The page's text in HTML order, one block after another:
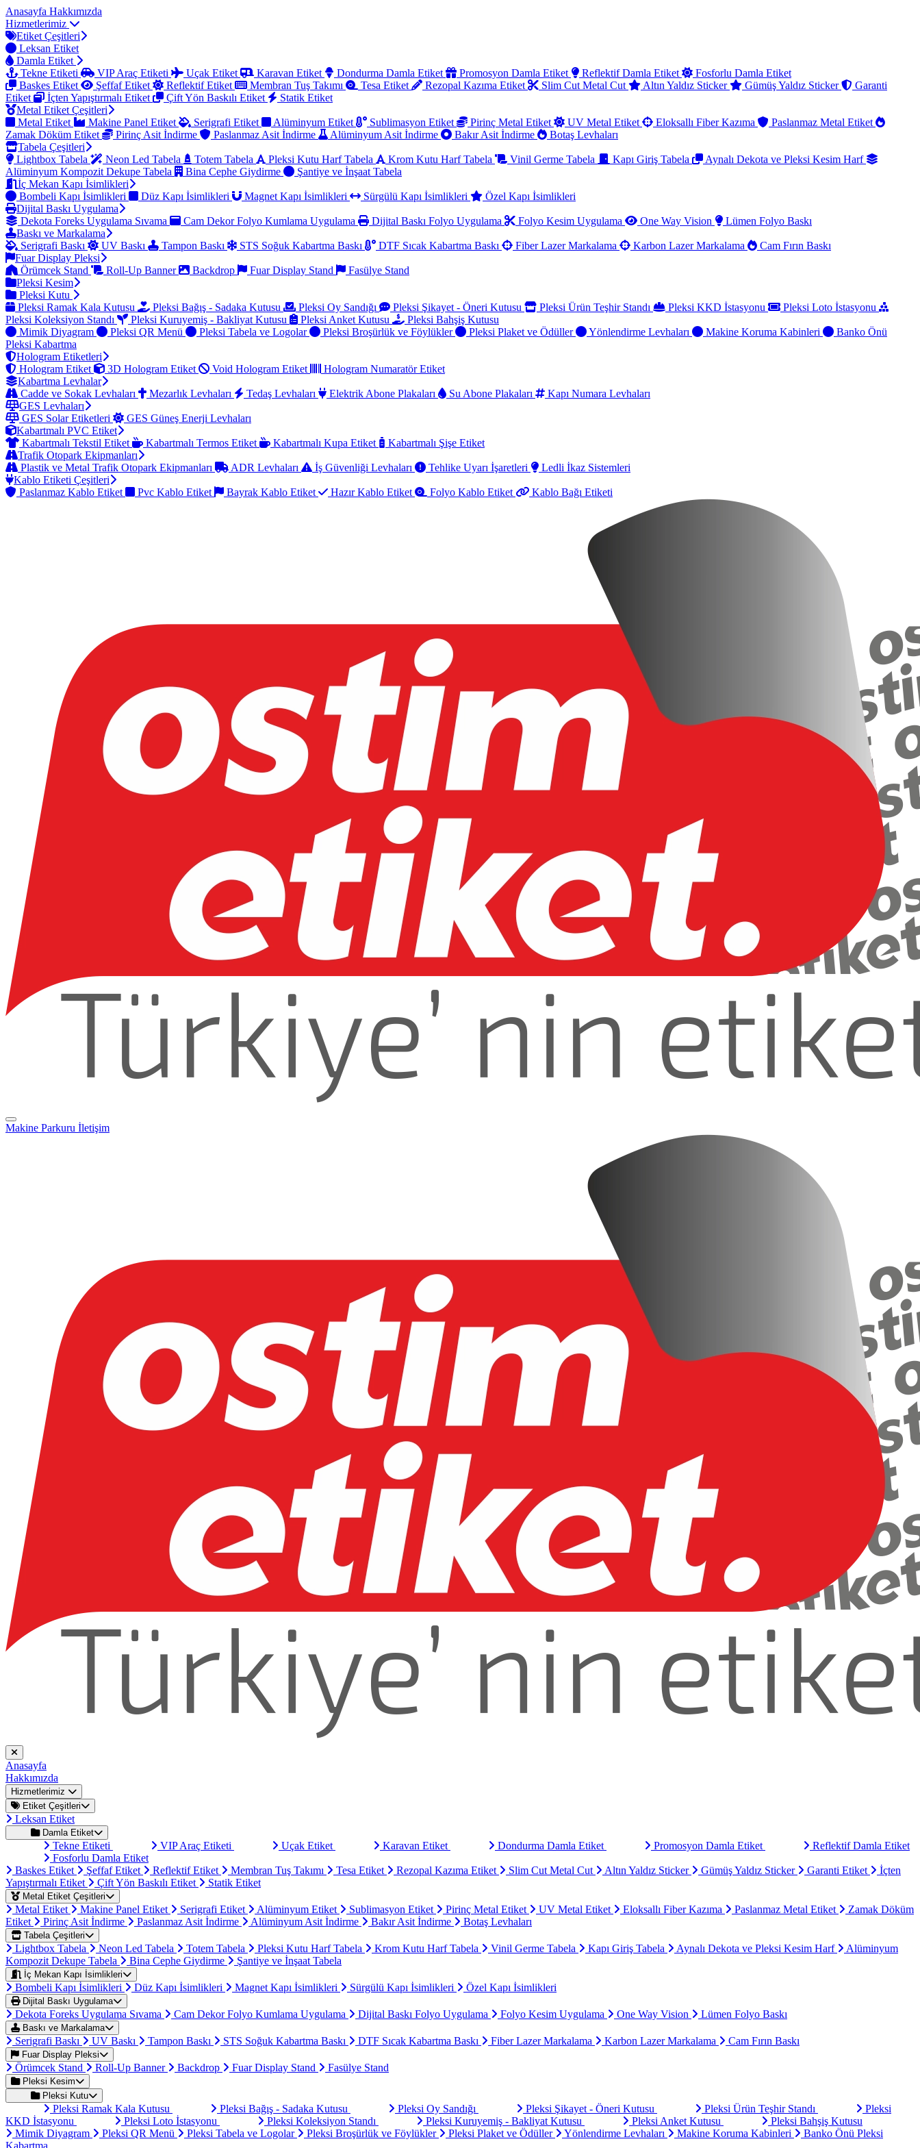
Anasayfa Hakkımızda
Hizmetlerimiz
Etiket Çeşitleri
Leksan Etiket
Damla Etiket
Tekne Etiketi
VIP Araç Etiketi Uçak Etiket Karavan Etiket Dondurma Damla Etiket Promosyon Damla Etiket Reflektif Damla Etiket
Fosforlu Damla Etiket
Baskes Etiket
Şeffaf Etiket Reflektif Etiket Membran Tuş Takımı Tesa Etiket Rezopal Kazıma Etiket Slim Cut Metal Cut Altın Yaldız Sticker Gümüş Yaldız Sticker
Garanti
Etiket
İçten Yapıştırmalı Etiket Çift Yön Baskılı Etiket
Statik Etiket
Metal Etiket Çeşitleri
Metal Etiket
Makine Panel Etiket Serigrafi Etiket Alüminyum Etiket Sublimasyon Etiket Pirinç Metal Etiket UV Metal Etiket Eloksallı Fiber Kazıma
Paslanmaz Metal Etiket
Zamak Döküm Etiket
Pirinç Asit İndirme Paslanmaz Asit İndirme Alüminyum Asit İndirme Bakır Asit İndirme
Botaş Levhaları
Tabela Çeşitleri
Lightbox Tabela
Neon Led Tabela Totem Tabela Pleksi Kutu Harf Tabela Krom Kutu Harf Tabela Vinil Germe Tabela Kapı Giriş Tabela
Aynalı Dekota ve Pleksi Kesim Harf
Alüminyum Kompozit Dekupe Tabela
Bina Cephe Giydirme
Şantiye ve İnşaat Tabela
İç Mekan Kapı İsimlikleri
Bombeli Kapı İsimlikleri
Düz Kapı İsimlikleri Magnet Kapı İsimlikleri Sürgülü Kapı İsimlikleri
Özel Kapı İsimlikleri
Dijital Baskı Uygulama
Dekota Foreks Uygulama Sıvama
Cam Dekor Folyo Kumlama Uygulama Dijital Baskı Folyo Uygulama Folyo Kesim Uygulama One Way Vision
Lümen Folyo Baskı
Baskı ve Markalama
Serigrafi Baskı
UV Baskı Tampon Baskı STS Soğuk Kabartma Baskı DTF Sıcak Kabartma Baskı Fiber Lazer Markalama Karbon Lazer Markalama
Cam Fırın Baskı
Fuar Display Pleksi
Örümcek Stand
Roll-Up Banner Backdrop Fuar Display Stand
Fasülye Stand
Pleksi Kesim
Pleksi Kutu
Pleksi Ramak Kala Kutusu
Pleksi Bağış - Sadaka Kutusu Pleksi Oy Sandığı Pleksi Şikayet - Öneri Kutusu Pleksi Ürün Teşhir Standı Pleksi KKD İstasyonu
Pleksi Loto İstasyonu
Pleksi Koleksiyon Standı
Pleksi Kuruyemiş - Bakliyat Kutusu Pleksi Anket Kutusu
Pleksi Bahşiş Kutusu
Mimik Diyagram
Pleksi QR Menü Pleksi Tabela ve Logolar Pleksi Broşürlük ve Föylükler Pleksi Plaket ve Ödüller Yönlendirme Levhaları Makine Koruma Kabinleri
Banko Önü
Pleksi Kabartma
Hologram Etiketleri
Hologram Etiket
3D Hologram Etiket Void Hologram Etiket
Hologram Numaratör Etiket
Kabartma Levhalar
Cadde ve Sokak Levhaları
Mezarlık Levhaları Tedaş Levhaları Elektrik Abone Plakaları Su Abone Plakaları
Kapı Numara Levhaları
GES Levhaları
GES Solar Etiketleri
GES Güneş Enerji Levhaları
Kabartmalı PVC Etiket
Kabartmalı Tekstil Etiket
Kabartmalı Termos Etiket Kabartmalı Kupa Etiket
Kabartmalı Şişe Etiket
Trafik Otopark Ekipmanları
Plastik ve Metal Trafik Otopark Ekipmanları
ADR Levhaları İş Güvenliği Levhaları Tehlike Uyarı İşaretleri
Ledli İkaz Sistemleri
Kablo Etiketi Çeşitleri
Paslanmaz Kablo Etiket
Pvc Kablo Etiket Bayrak Kablo Etiket Hazır Kablo Etiket Folyo Kablo Etiket Kablo Bağı Etiketi
Makine Parkuru İletişim
Anasayfa
Hakkımızda
Hizmetlerimiz
Etiket Çeşitleri
Leksan Etiket
Damla Etiket
Tekne Etiketi VIP Araç Etiketi Uçak Etiket Karavan Etiket Dondurma Damla Etiket Promosyon Damla Etiket
Reflektif Damla Etiket
Fosforlu Damla Etiket
Baskes Etiket
Şeffaf Etiket Reflektif Etiket Membran Tuş Takımı Tesa Etiket Rezopal Kazıma Etiket Slim Cut Metal Cut Altın Yaldız Sticker Gümüş Yaldız Sticker Garanti Etiket
İçten
Yapıştırmalı Etiket
Çift Yön Baskılı Etiket Statik Etiket
Metal Etiket Çeşitleri
Metal Etiket Makine Panel Etiket Serigrafi Etiket Alüminyum Etiket Sublimasyon Etiket Pirinç Metal Etiket UV Metal Etiket Eloksallı Fiber Kazıma Paslanmaz Metal Etiket
Zamak Döküm
Etiket
Pirinç Asit İndirme Paslanmaz Asit İndirme Alüminyum Asit İndirme Bakır Asit İndirme Botaş Levhaları
Tabela Çeşitleri
Lightbox Tabela Neon Led Tabela Totem Tabela Pleksi Kutu Harf Tabela Krom Kutu Harf Tabela Vinil Germe Tabela Kapı Giriş Tabela Aynalı Dekota ve Pleksi Kesim Harf
Alüminyum
Kompozit Dekupe Tabela
Bina Cephe Giydirme Şantiye ve İnşaat Tabela
İç Mekan Kapı İsimlikleri
Bombeli Kapı İsimlikleri Düz Kapı İsimlikleri Magnet Kapı İsimlikleri Sürgülü Kapı İsimlikleri Özel Kapı İsimlikleri
Dijital Baskı Uygulama
Dekota Foreks Uygulama Sıvama Cam Dekor Folyo Kumlama Uygulama Dijital Baskı Folyo Uygulama Folyo Kesim Uygulama One Way Vision Lümen Folyo Baskı
Baskı ve Markalama
Serigrafi Baskı UV Baskı Tampon Baskı STS Soğuk Kabartma Baskı DTF Sıcak Kabartma Baskı Fiber Lazer Markalama Karbon Lazer Markalama Cam Fırın Baskı
Fuar Display Pleksi
Örümcek Stand Roll-Up Banner Backdrop Fuar Display Stand Fasülye Stand
Pleksi Kesim
Pleksi Kutu
Pleksi Ramak Kala Kutusu Pleksi Bağış - Sadaka Kutusu Pleksi Oy Sandığı Pleksi Şikayet - Öneri Kutusu Pleksi Ürün Teşhir Standı
Pleksi
KKD İstasyonu
Pleksi Loto İstasyonu Pleksi Koleksiyon Standı Pleksi Kuruyemiş - Bakliyat Kutusu Pleksi Anket Kutusu
Pleksi Bahşiş Kutusu
Mimik Diyagram
Pleksi QR Menü Pleksi Tabela ve Logolar Pleksi Broşürlük ve Föylükler Pleksi Plaket ve Ödüller Yönlendirme Levhaları Makine Koruma Kabinleri
Banko Önü Pleksi
Kabartma